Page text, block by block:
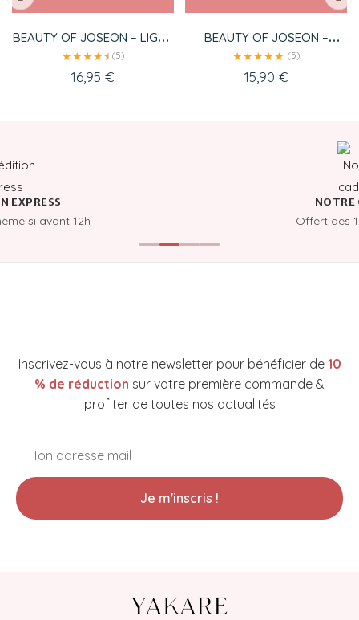
BEAUTY OF JOSEON – LIGHT
ON SERUM CENTELLA + VITA
C
★★★★★
★(5)
16,95 €
BEAUTY OF JOSEON –
GLOW DEEP SERUM : RICE +
ALPHA ARBUTIN
★★★★★ (5)
15,90 €
EXPRESS
si avant 12h
NOTRE
Offert dès
Inscrivez-vous à notre newsletter pour bénéficier de 10
% de réduction sur votre première commande &
profiter de toutes nos actualités
Je m'inscris !